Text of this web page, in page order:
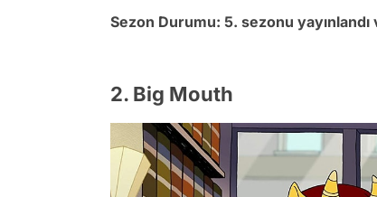
Sezon Durumu: 5. sezonu
2. Big Mouth